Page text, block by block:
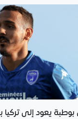
بوطبة يعود إلى